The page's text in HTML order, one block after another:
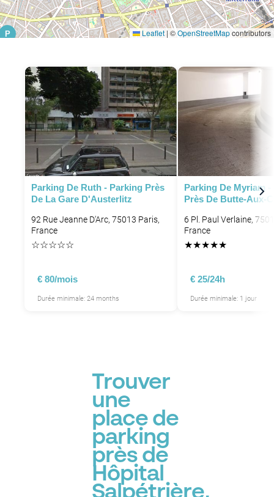
P
P
Leaflet | ©OpenStreetMapcontributors
Parking De Ruth - Parking Près
De La Gare D'Austerlitz
92 Rue Jeanne D'Arc, 75013 Paris,
France
☆☆☆☆☆
€ 80/mois
Durée minimale: 24 months
Parking De Myriam -
Près De Butte-Aux-
6 Pl. Paul Verlaine,
France
★★★★★
€ 25/24h
Durée minimale: 1 jour
Trouver
une
place de
parking
près de
Hôpital